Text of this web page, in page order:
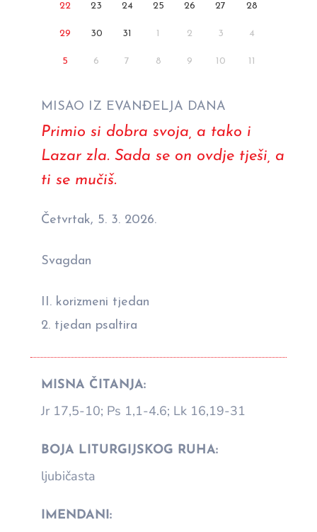
22 23 24 25 26 27 28
29 30 31 1 2 3 4
5 6 7 8 9 10 11
MISAO IZ EVANĐELJA DANA
Primio si dobra svoja, a tako i
Lazar zla. Sada se on ovdje tješi, a
ti se mučiš.
Četvrtak, 5. 3. 2026.
Svagdan
II. korizmeni tjedan
2. tjedan psaltira
MISNA ČITANJA:
Jr 17,5-10; Ps 1,1-4.6; Lk 16,19-31
BOJA LITURGIJSKOG RUHA:
ljubičasta
IMENDANI: